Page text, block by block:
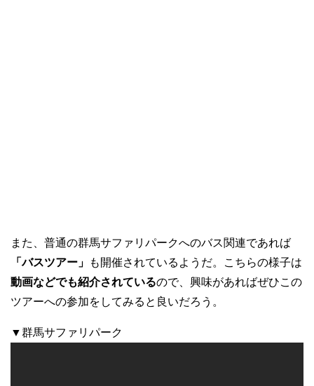
また、普通の群馬サファリパークへのバス関連であれば
「バスツアー」
も開催されているようだ。こちらの様子は
動画などでも紹介されているので、興味があればぜひこの
ツアーへの参加をしてみると良いだろう。
▼群馬サファリパーク